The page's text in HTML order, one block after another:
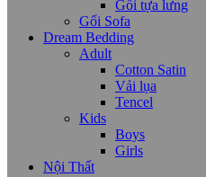
Gối tựa lưng
Gối Sofa
Dream Bedding
Adult
Cotton Satin
Vải lụa
Tencel
Kids
Boys
Girls
Nội Thất